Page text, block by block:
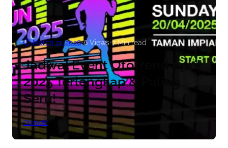
March 11, 2026•6Views•7 Min read
Jadwal Event Ototrend April
2025 Terlengkap & Paling
Seru!
Otomotif